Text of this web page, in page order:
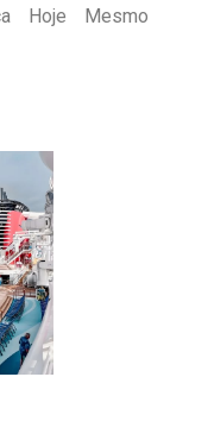
Hoje Mesmo